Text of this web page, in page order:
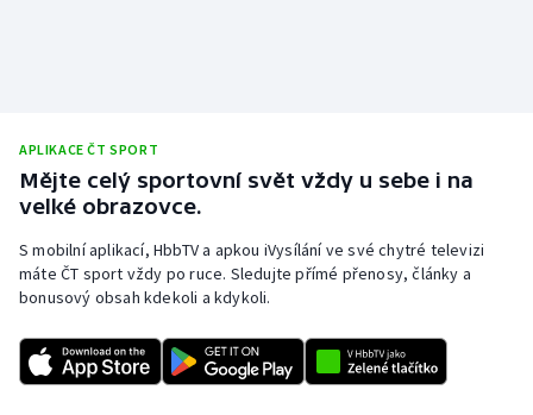
Volejbal
Ostatní
APLIKACE ČT SPORT
Mějte celý sportovní svět vždy u sebe i na
velké obrazovce.
S mobilní aplikací, HbbTV a apkou iVysílání ve své chytré televizi
máte ČT sport vždy po ruce. Sledujte přímé přenosy, články a
bonusový obsah kdekoli a kdykoli.